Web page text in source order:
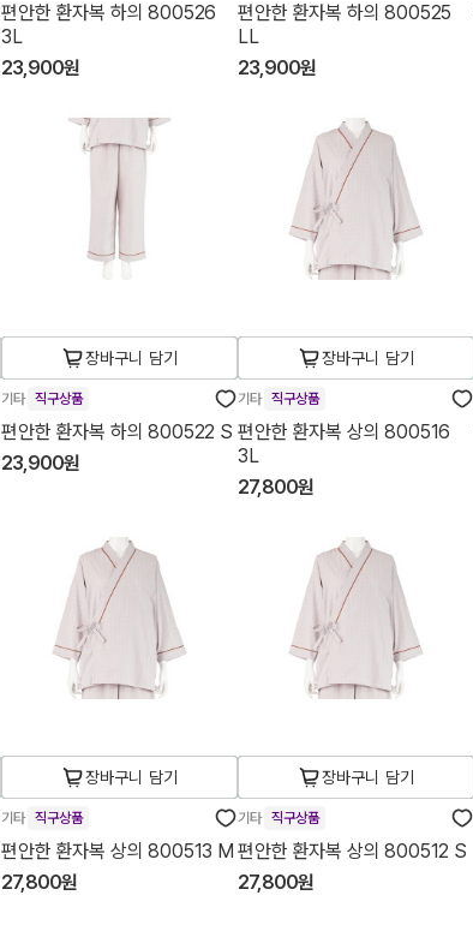
편안한 환자복 하의 800526
3L
23,900원
편안한 환자복 하의 800525
LL
23,900원
장바구니 담기
기타 직구상품
편안한 환자복 하의 800522 S
23,900원
장바구니 담기
기타 직구상품
편안한 환자복 상의 800516
3L
27,800원
장바구니 담기
기타 직구상품
편안한 환자복 상의 800513 M
27,800원
장바구니 담기
기타 직구상품
편안한 환자복 상의 800512 S
27,800원